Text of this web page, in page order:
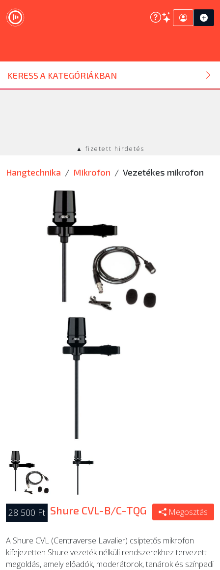
KERESS A KATEGÓRIÁKBAN
DJ ESZKÖZ
HANGTECHNIKA
EGYÉB
SZOLGÁLTATÁSOK
▲ fizetett hirdetés
Hangtechnika Mikrofon Vezetékes mikrofon
28 500 Ft Shure CVL-B/C-TQG Megosztás
A Shure CVL (Centraverse Lavalier) csíptetős mikrofon
kifejezetten Shure vezeték nélküli rendszerekhez tervezett
megoldás, amely előadók, moderátorok, tanárok és színpadi